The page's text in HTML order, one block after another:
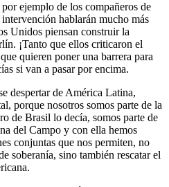
ejemplo de los compañeros de
hablarán mucho más
Unidos piensan construir la
¡Tanto que ellos criticaron el
quieren poner una barrera para
si van a pasar por encima.
despertar de América Latina,
porque nosotros somos parte de la
de Brasil lo decía, somos parte de
del Campo y con ella hemos
conjuntas que nos permiten, no
soberanía, sino también rescatar el